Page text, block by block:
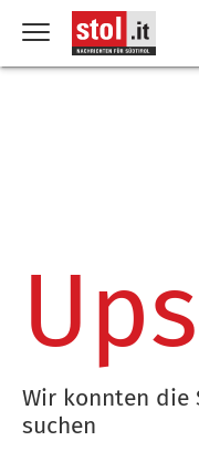
Wir konnten die
suchen